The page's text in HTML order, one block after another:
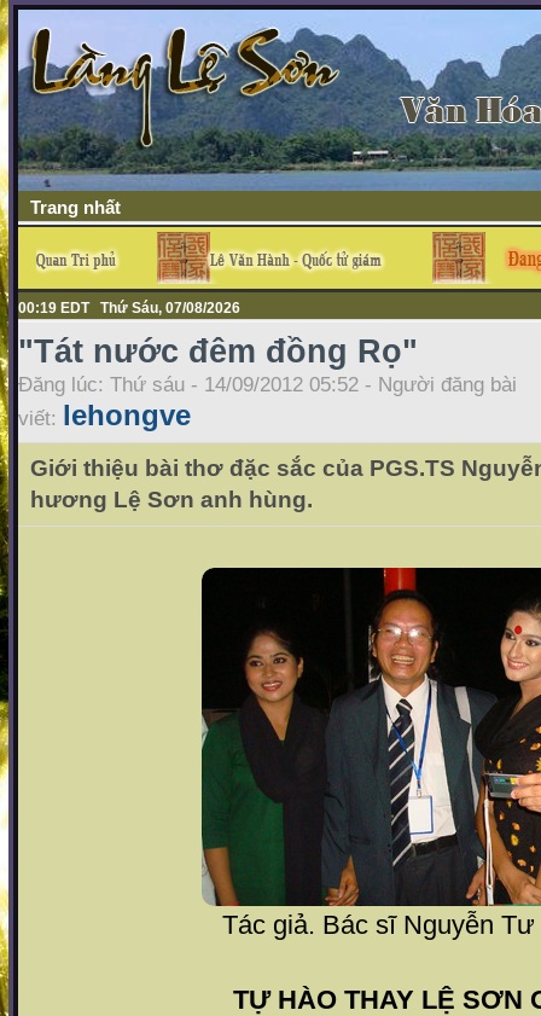
Trang nhất
00:19 EDT Thứ Sáu, 07/08/2026
"Tát nước đêm đồng Rọ"
Đăng lúc: Thứ sáu - 14/09/2012 05:52 - Người đăng bài
viết: lehongve
Giới thiệu bài thơ đặc sắc của PGS.TS
hương Lệ Sơn anh hùng.
Tác giả. Bác sĩ Nguyễn Tư
TỰ HÀO THAY LỆ SƠN